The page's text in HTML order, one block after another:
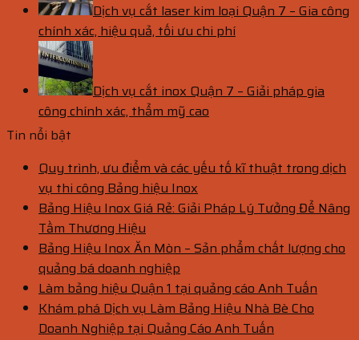
Dịch vụ cắt laser kim loại Quận 7 – Gia công
chính xác, hiệu quả, tối ưu chi phí
Dịch vụ cắt inox Quận 7 – Giải pháp gia
công chính xác, thẩm mỹ cao
Tin nổi bật
Quy trình, ưu điểm và các yếu tố kĩ thuật trong dịch
vụ thi công Bảng hiệu Inox
Bảng Hiệu Inox Giá Rẻ: Giải Pháp Lý Tưởng Để Nâng
Tầm Thương Hiệu
Bảng Hiệu Inox Ăn Mòn – Sản phẩm chất lượng cho
quảng bá doanh nghiệp
Làm bảng hiệu Quận 1 tại quảng cáo Anh Tuấn
Khám phá Dịch vụ Làm Bảng Hiệu Nhà Bè Cho
Doanh Nghiệp tại Quảng Cáo Anh Tuấn